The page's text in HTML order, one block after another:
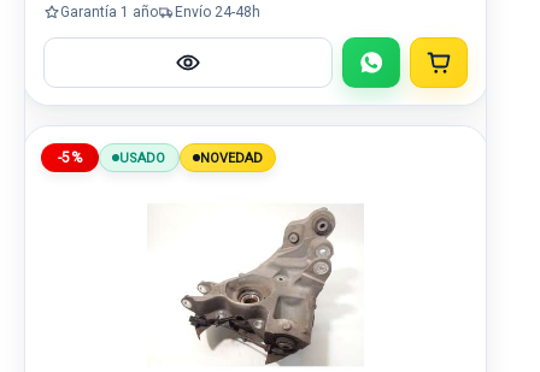
Garantía 1 año Envío 24-48h
-5% USADO NOVEDAD